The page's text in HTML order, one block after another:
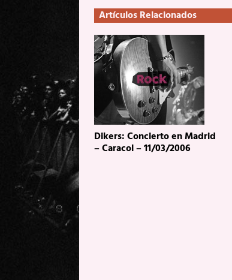
Artículos Relacionados
Dikers: Concierto en Madrid
– Caracol – 11/03/2006